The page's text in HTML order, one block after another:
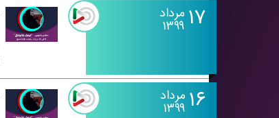
۱۷ مرداد
۱۳۹۹
۱۶ مرداد
۱۳۹۹